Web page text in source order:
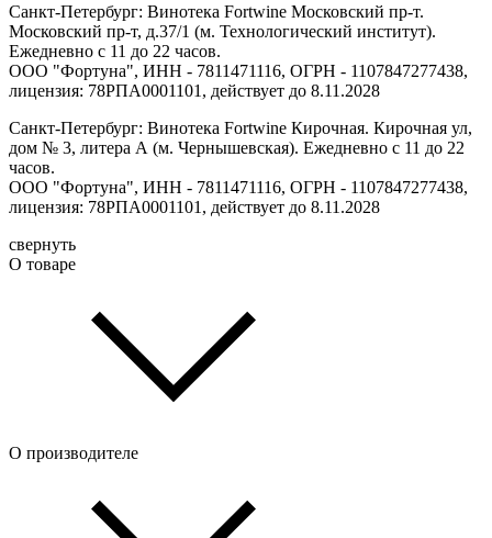
Санкт-Петербург: Винотека Fortwine Московский пр-т.
Московский пр-т, д.37/1 (м. Технологический институт).
Ежедневно с 11 до 22 часов.
ООО "Фортуна", ИНН - 7811471116, ОГРН - 1107847277438,
лицензия: 78РПА0001101, действует до 8.11.2028
Санкт-Петербург: Винотека Fortwine Кирочная. Кирочная ул,
дом № 3, литера А (м. Чернышевская). Ежедневно с 11 до 22
часов.
ООО "Фортуна", ИНН - 7811471116, ОГРН - 1107847277438,
лицензия: 78РПА0001101, действует до 8.11.2028
свернуть
О товаре
О производителе